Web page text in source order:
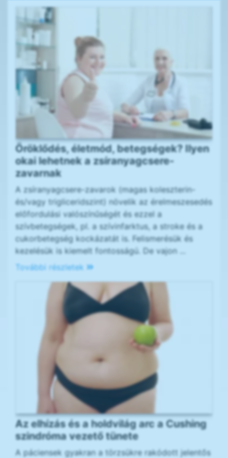
Öröklődés, életmód, betegségek? Ilyen
okai lehetnek a zsíranyagcsere-
zavarnak
A zsíranyagcsere-zavarok (magas koleszterin-
és/vagy trigliceridszint) növelik az érelmeszesedés
előfordulási valószínűségét és ezzel a
szívbetegségek, pl. a szívinfarktus, a stroke és a
cukorbetegség kockázatát is. Felismerésük és
kezelésük is kiemelt fontosságú. De vajon ...
További részletek
Az elhízás és a holdvilág arc a Cushing
szindróma vezető tünete
A páciensek gyakran a törzsükre rakódott jelentős